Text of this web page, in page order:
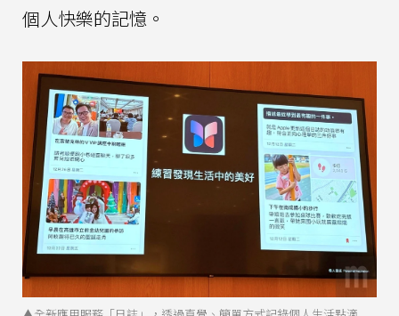
個人快樂的記憶。